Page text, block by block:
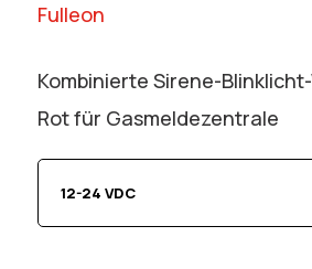
Fulleon
Kombinierte Sirene-
Rot für Gasmeldezentrale
12-24 VDC